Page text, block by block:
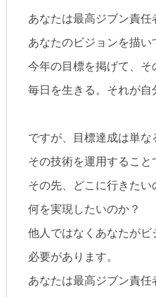
あなたは最高ジブン責任
あなたのビジョンを描い
今年の目標を掲げて、そ
毎日を生きる。それが自
ですが、目標達成は単な
その技術を運用すること
その先、どこに行きたい
何を実現したいのか？
他人ではなくあなたがビ
必要があります。
あなたは最高ジブン責任